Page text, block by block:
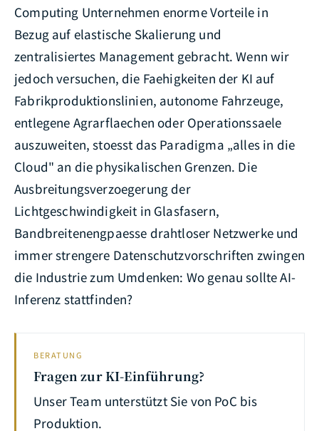
Computing Unternehmen enorme Vorteile in
Bezug auf elastische Skalierung und
zentralisiertes Management gebracht. Wenn wir
jedoch versuchen, die Faehigkeiten der KI auf
Fabrikproduktionslinien, autonome Fahrzeuge,
entlegene Agrarflaechen oder Operationssaele
auszuweiten, stoesst das Paradigma „alles in die
Cloud" an die physikalischen Grenzen. Die
Ausbreitungsverzoegerung der
Lichtgeschwindigkeit in Glasfasern,
Bandbreitenengpaesse drahtloser Netzwerke und
immer strengere Datenschutzvorschriften zwingen
die Industrie zum Umdenken: Wo genau sollte AI-
Inferenz stattfinden?
BERATUNG
Fragen zur KI-Einführung?
Unser Team unterstützt Sie von PoC bis
Produktion.